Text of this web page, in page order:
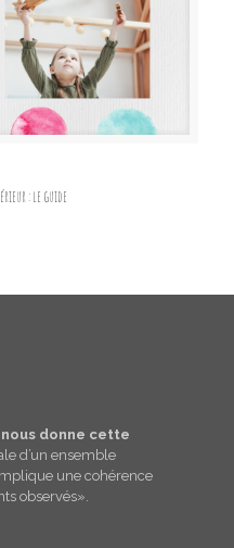
: le guide
donne cette
d’un ensemble
une cohérence
observés».